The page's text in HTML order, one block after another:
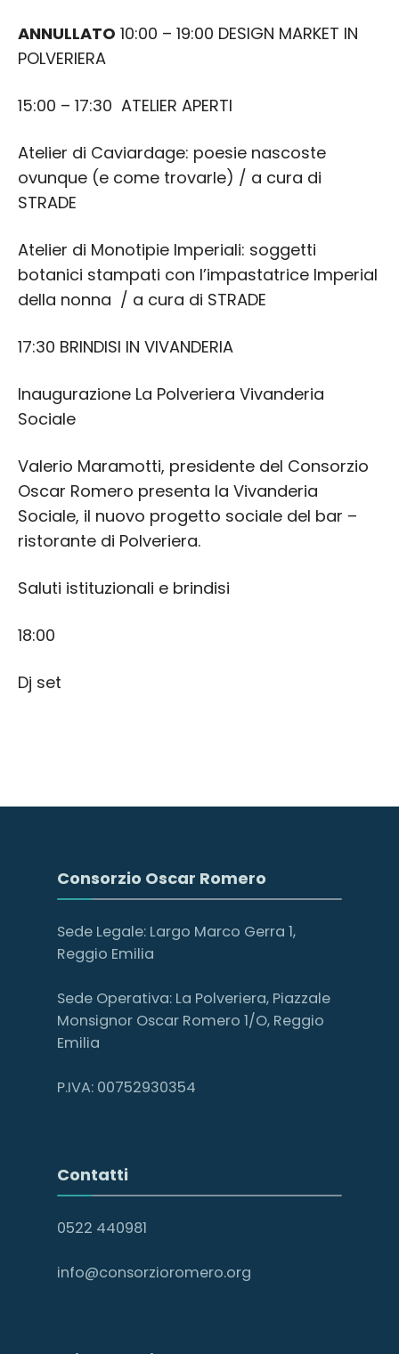
ANNULLATO 10:00 – 19:00 DESIGN MARKET IN
POLVERIERA
15:00 – 17:30 ATELIER APERTI
Atelier di Caviardage: poesie nascoste
ovunque (e come trovarle) / a cura di
STRADE
Atelier di Monotipie Imperiali: soggetti
botanici stampati con l’impastatrice Imperial
della nonna / a cura di STRADE
17:30 BRINDISI IN VIVANDERIA
Inaugurazione La Polveriera Vivanderia
Sociale
Valerio Maramotti, presidente del Consorzio
Oscar Romero presenta la Vivanderia
Sociale, il nuovo progetto sociale del bar –
ristorante di Polveriera.
Saluti istituzionali e brindisi
18:00
Dj set
Consorzio Oscar Romero
Sede Legale: Largo Marco Gerra 1,
Reggio Emilia
Sede Operativa: La Polveriera, Piazzale
Monsignor Oscar Romero 1/O, Reggio
Emilia
P.IVA: 00752930354
Contatti
0522 440981
info@consorzioromero.org